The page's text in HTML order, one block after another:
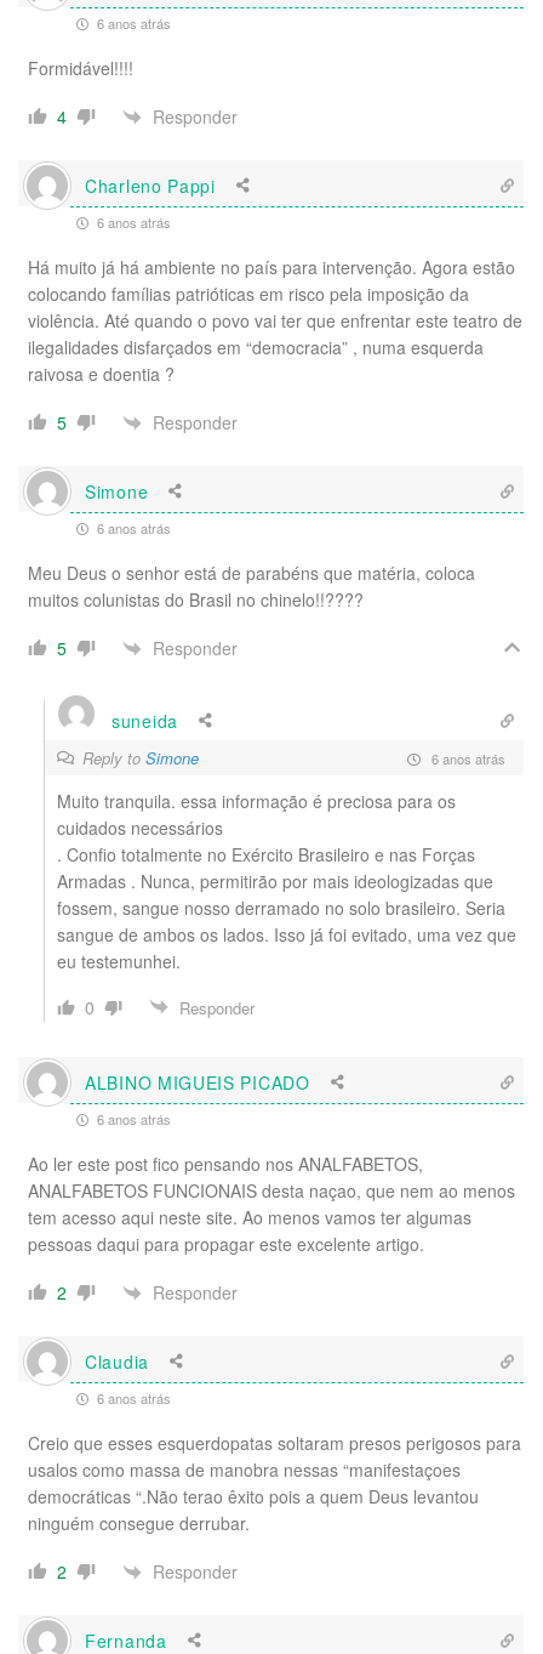
6 anos atrás
Formidável!!!!
4
Responder
Charleno Pappi
6 anos atrás
Há muito já há ambiente no país para intervenção. Agora estão
colocando famílias patrióticas em risco pela imposição da
violência. Até quando o povo vai ter que enfrentar este teatro de
ilegalidades disfarçados em “democracia” , numa esquerda
raivosa e doentia ?
5
Responder
Simone
6 anos atrás
Meu Deus o senhor está de parabéns que matéria, coloca
muitos colunistas do Brasil no chinelo!!????
5
Responder
suneida
Reply to Simone 6 anos atrás
Muito tranquila. essa informação é preciosa para os
cuidados necessários
. Confio totalmente no Exército Brasileiro e nas Forças
Armadas . Nunca, permitirão por mais ideologizadas que
fossem, sangue nosso derramado no solo brasileiro. Seria
sangue de ambos os lados. Isso já foi evitado, uma vez que
eu testemunhei.
0
Responder
ALBINO MIGUEIS PICADO
6 anos atrás
Ao ler este post fico pensando nos ANALFABETOS,
ANALFABETOS FUNCIONAIS desta naçao, que nem ao menos
tem acesso aqui neste site. Ao menos vamos ter algumas
pessoas daqui para propagar este excelente artigo.
2
Responder
Claudia
6 anos atrás
Creio que esses esquerdopatas soltaram presos perigosos para
usalos como massa de manobra nessas “manifestaçoes
democráticas “.Não terao êxito pois a quem Deus levantou
ninguém consegue derrubar.
2
Responder
Fernanda